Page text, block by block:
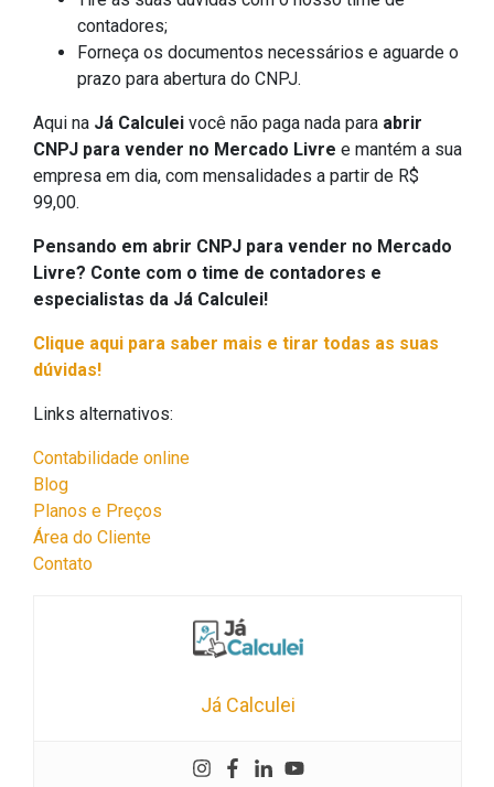
contadores;
Forneça os documentos necessários e aguarde o
prazo para abertura do CNPJ.
Aqui na Já Calculei você não paga nada para abrir
CNPJ para vender no Mercado Livre e mantém a sua
empresa em dia, com mensalidades a partir de R$
99,00.
Pensando em abrir CNPJ para vender no Mercado
Livre? Conte com o time de contadores e
especialistas da Já Calculei!
Clique aqui para saber mais e tirar todas as suas
dúvidas!
Links alternativos:
Contabilidade online
Blog
Planos e Preços
Área do Cliente
Contato
Já Calculei